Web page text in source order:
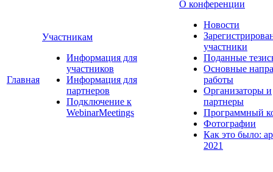
Главная
Участникам
Информация для
участников
Информация для
партнеров
Подключение к
WebinarMeetings
О конференции
Новости
участники
Поданные
Основные
работы
Организаторы и
партнеры
Программный
Фотографии
Как это было:
2021